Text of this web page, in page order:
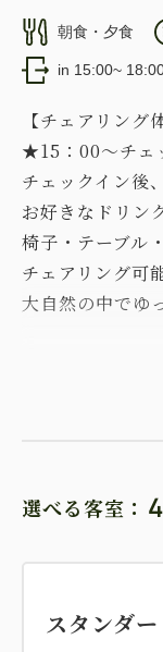
朝食・夕食
in 15:00~
【チェアリング
★15：00～チェ
チェックイン後
お好きなドリン
椅子・テーブル
チェアリング可
大自然の中でゆ
中伊豆ワイナ
ひお過ごしくだ
【プラン内容】
1泊2食付（夕・
選べる客室： 4
スタンダ